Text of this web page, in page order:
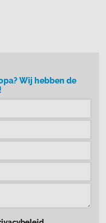
Wij hebben de